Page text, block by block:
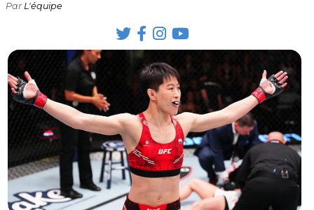
Par L'équipe